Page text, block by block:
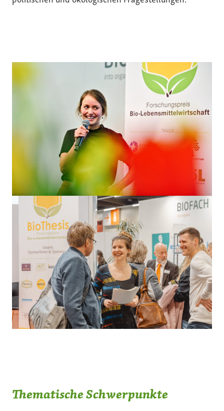
Thematische Schwerpunkte